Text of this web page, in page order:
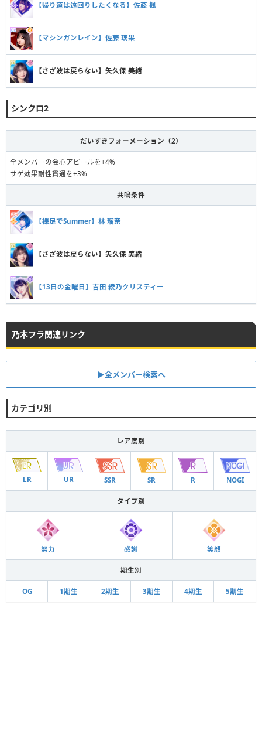
【帰り道は遠回りしたくなる】佐藤 楓
【マシンガンレイン】佐藤 璃果
【さざ波は戻らない】矢久保 美緒
シンクロ2
だいすきフォーメーション（2）
全メンバーの会心アピールを+4%
サゲ効果耐性貫通を+3%
共鳴条件
【裸足でSummer】林 瑠奈
【さざ波は戻らない】矢久保 美緒
【13日の金曜日】吉田 綾乃クリスティー
乃木フラ関連リンク
▶︎全メンバー検索へ
カテゴリ別
レア度別
LR UR SSR SR R NOGI
タイプ別
努力 感謝 笑顔
期生別
OG 1期生 2期生 3期生 4期生 5期生